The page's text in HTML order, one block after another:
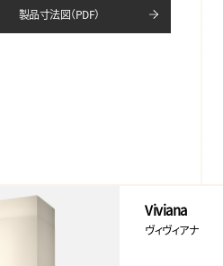
製品寸法図（PDF）
Viviana
ヴィヴィアナ